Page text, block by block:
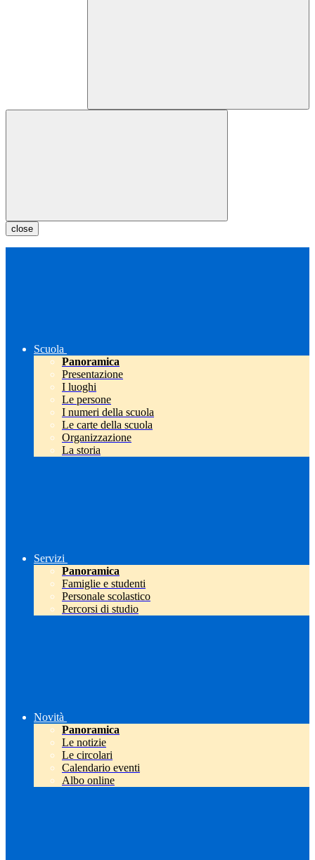
close
Scuola
Panoramica
Presentazione
I luoghi
Le persone
I numeri della scuola
Le carte della scuola
Organizzazione
La storia
Servizi
Panoramica
Famiglie e studenti
Personale scolastico
Percorsi di studio
Novità
Panoramica
Le notizie
Le circolari
Calendario eventi
Albo online